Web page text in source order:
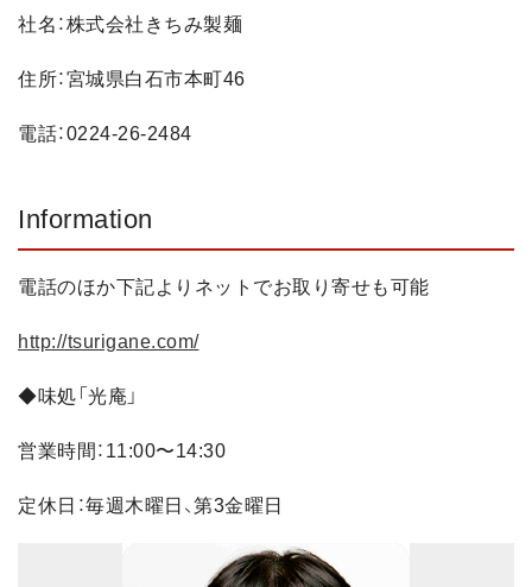
社名：株式会社きちみ製麺
住所：宮城県白石市本町46
電話：0224-26-2484
Information
電話のほか下記よりネットでお取り寄せも可能
http://tsurigane.com/
◆味処「光庵」
営業時間：11:00〜14:30
定休日：毎週木曜日、第3金曜日